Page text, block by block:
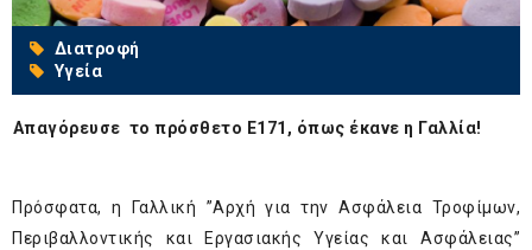
Διατροφή
Υγεία
Απαγόρευσε το πρόσθετο Ε171, όπως έκανε η Γαλλία!
Πρόσφατα, η Γαλλική ”Αρχή για την Ασφάλεια Τροφίμων,
Περιβαλλοντικής και Εργασιακής Υγείας και Ασφάλειας”